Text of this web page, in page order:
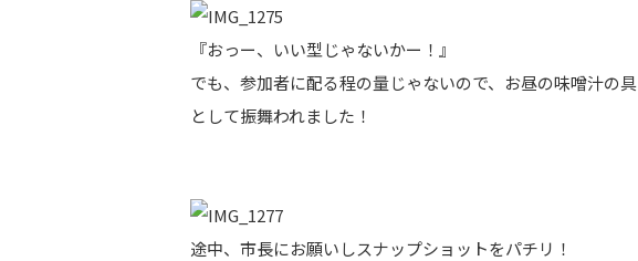
『おっー、いい型じゃないかー！』
でも、参加者に配る程の量じゃないので、お昼の味噌汁の具
として振舞われました！
途中、市長にお願いしスナップショットをパチリ！